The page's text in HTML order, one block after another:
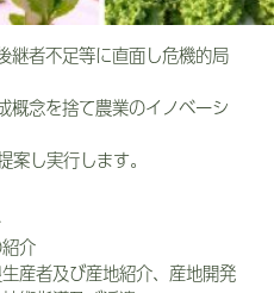
継者不足等に直面し危機的局
概念を捨て農業のイノベーシ
し実行します。
介
産者及び産地紹介、産地開発